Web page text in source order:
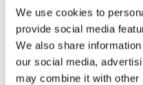
We use cookies to
provide social media
We also share
our social media,
may combine it with other
T-shirt Avant barn grön 92 cm
G0007
(ex. moms)